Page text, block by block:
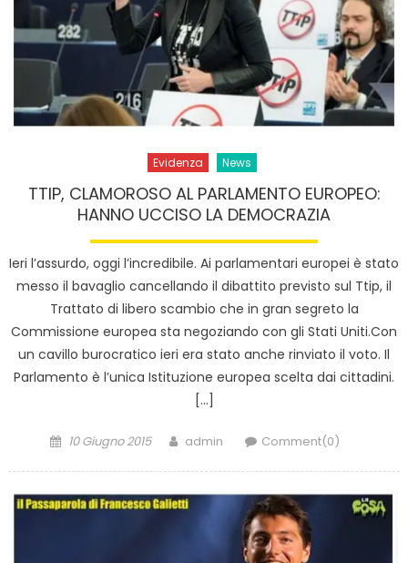
Evidenza News
TTIP, CLAMOROSO AL PARLAMENTO EUROPEO:
HANNO UCCISO LA DEMOCRAZIA
Ieri l’assurdo, oggi l’incredibile. Ai parlamentari europei è stato
messo il bavaglio cancellando il dibattito previsto sul Ttip, il
Trattato di libero scambio che in gran segreto la
Commissione europea sta negoziando con gli Stati Uniti.Con
un cavillo burocratico ieri era stato anche rinviato il voto. Il
Parlamento è l’unica Istituzione europea scelta dai cittadini.
[…]
Posted
10 Giugno 2015 Author
admin Comment(0)